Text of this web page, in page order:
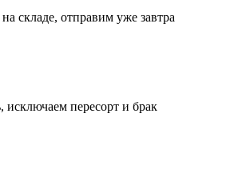
складе, отправим уже завтра
исключаем пересорт и брак